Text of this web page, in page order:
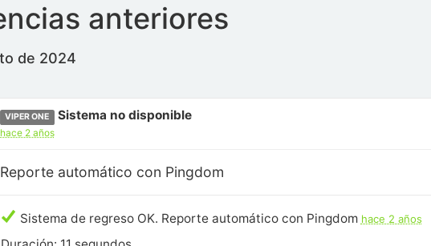
anteriores
de 2024
VIPER ONE Sistema no disponible
hace 2 años
Reporte automático con Pingdom
Sistema de regreso OK. Reporte automático con Pingdom hace 2 años